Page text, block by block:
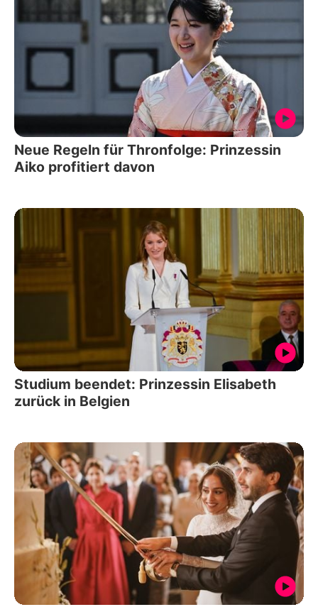
Neue Regeln für Thronfolge: Prinzessin
Aiko profitiert davon
Studium beendet: Prinzessin Elisabeth
zurück in Belgien